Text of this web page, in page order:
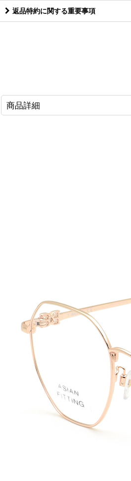
返品特約に関する重要事項
商品詳細